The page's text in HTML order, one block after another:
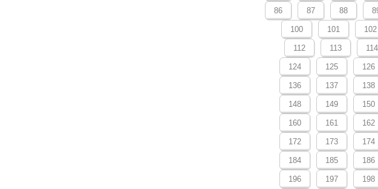
86 87 88
100 101 102
112 113 114
124 125 126
136 137 138
148 149 150
160 161 162
172 173 174
184 185 186
196 197 198